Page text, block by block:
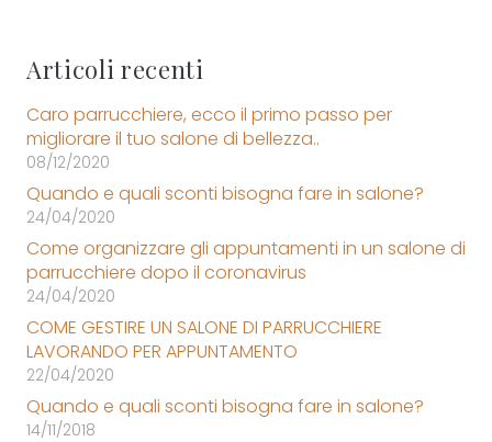
Articoli recenti
Caro parrucchiere, ecco il primo passo per
migliorare il tuo salone di bellezza..
08/12/2020
Quando e quali sconti bisogna fare in salone?
24/04/2020
Come organizzare gli appuntamenti in un salone di
parrucchiere dopo il coronavirus
24/04/2020
COME GESTIRE UN SALONE DI PARRUCCHIERE
LAVORANDO PER APPUNTAMENTO
22/04/2020
Quando e quali sconti bisogna fare in salone?
14/11/2018